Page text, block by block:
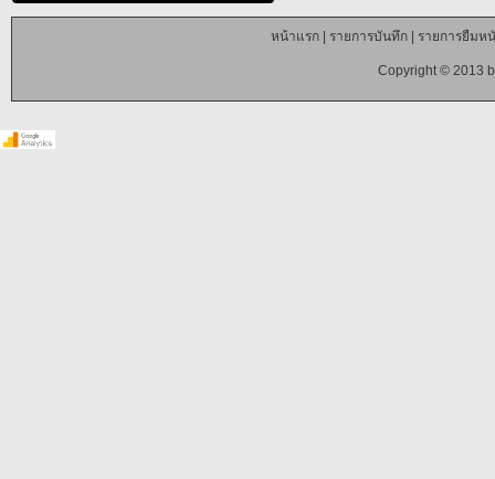
หน้าแรก| รายการบันทึก| รายการยืมห
Copyright © 2013